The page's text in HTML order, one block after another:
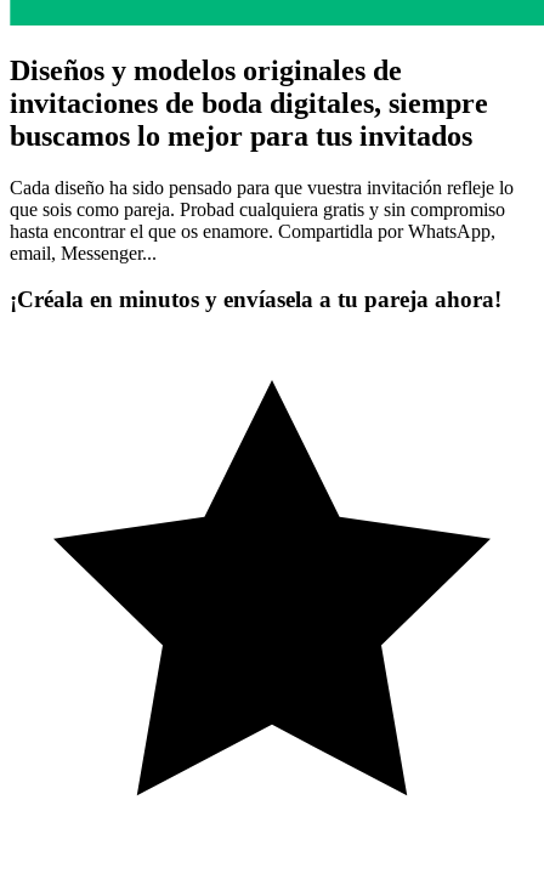
Diseños y modelos originales de
invitaciones de boda digitales, siempre
buscamos lo mejor para tus invitados
Cada diseño ha sido pensado para que vuestra invitación refleje lo
que sois como pareja. Probad cualquiera gratis y sin compromiso
hasta encontrar el que os enamore. Compartidla por WhatsApp,
email, Messenger...
¡Créala en minutos y envíasela a tu pareja ahora!